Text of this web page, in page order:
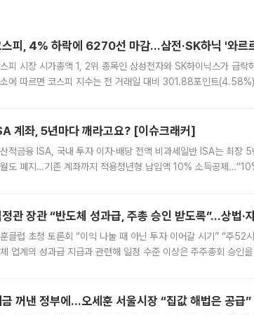
스피, 4% 하락에 6270선 마감…삼전·SK하닉 '와르
피 시장 시가총액 1, 2위 종목인 삼성전자와 SK하이닉스가 급
에 따르면 코스피 지수는 전 거래일 대비 301.88포인트
계좌, 5년마다 깨라고요? [이슈크래커]
적금융 ISA, 국내 투자 이자·배당 전액 비과세일반 ISA는 최장
도 폐지…기존 계좌까지 적용청년형 납입액 10% 소득공제
관 장관 “반도체 성과급, 주총 승인 받도록”…상법·
클럽 초청 토론회 “이익 나눌 때 아닌 투자 이어갈 시기” “주52
업계의 성과급 지급과 관련해 일정 수준 이상은 주주총회 승인
꺼낸 정부에…오세훈 서울시장 “집값 해법은 공급